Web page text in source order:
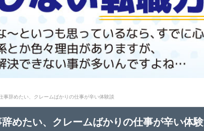
事辞めたい、クレームばかりの仕事が辛い体験談
めたい、クレームばかりの仕事が辛い体験